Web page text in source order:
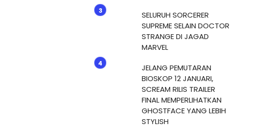
SELURUH SORCERER
SUPREME SELAIN DOCTOR
STRANGE DI JAGAD
MARVEL
JELANG PEMUTARAN
BIOSKOP 12 JANUARI,
SCREAM RILIS TRAILER
FINAL MEMPERLIHATKAN
GHOSTFACE YANG LEBIH
STYLISH